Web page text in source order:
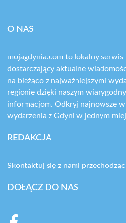
O NAS
mojagdynia.com to lokalny
dostarczający aktualne
na bieżąco z najważniejszymi
regionie dzięki naszym
informacjom. Odkryj najnowsze
wydarzenia z Gdyni w jednym
REDAKCJA
Skontaktuj się z nami
DOŁĄCZ DO NAS